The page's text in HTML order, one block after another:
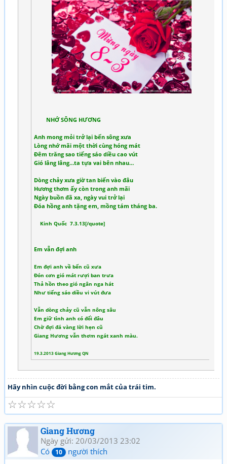
NHỚ SÔNG HƯƠNG
Anh mong mỏi trở lại bến sông xưa
Lòng nhớ mãi một thời cùng hóng mát
Đêm trăng sao tiếng sáo diều cao vút
Gió lâng lâng…ta tựa vai bên nhau…
Dòng chảy xưa giờ tan biến vào đâu
Hương thơm ấy còn trong anh mãi
Ngày buồn đã xa, ngày vui trở lại
Đóa hồng anh tặng em, mồng tám tháng ba.
Kinh Quốc 7.3.13[/quote]
Em vẫn đợi anh
Em đợi anh về bến cũ xưa
Đón cơn gió mát rượi ban trưa
Thả hồn theo gió ngân nga hát
Như tiếng sáo diều vi vút đưa
Vẫn dòng chảy cũ vẫn nông sâu
Em giữ tình anh có đổi đâu
Chờ đợi đá vàng lời hẹn cũ
Giang Hương vẫn thơm ngát xanh màu.
19.3.2013 Giang Hương QN
Hãy nhìn cuộc đời bằng con mắt của trái tim.
☆
☆
☆
☆
☆
Giang Hương
Ngày gửi: 20/03/2013 23:02
Có
10 người thích